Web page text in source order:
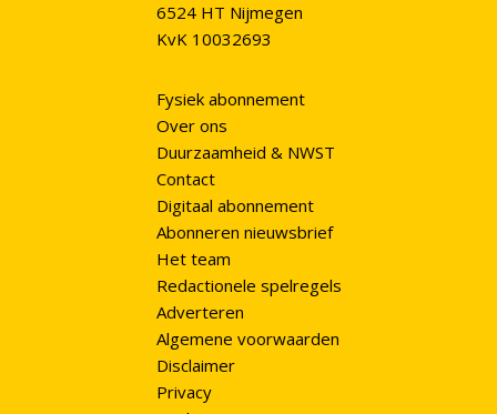
6524 HT Nijmegen
KvK 10032693
Fysiek abonnement
Over ons
Duurzaamheid & NWST
Contact
Digitaal abonnement
Abonneren nieuwsbrief
Het team
Redactionele spelregels
Adverteren
Algemene voorwaarden
Disclaimer
Privacy